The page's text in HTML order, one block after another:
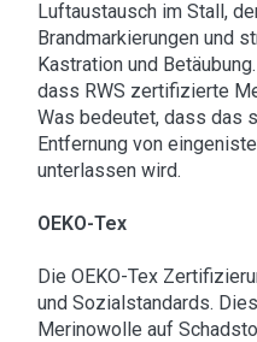
Luftaustausch im Stall,
Brandmarkierungen und
Kastration und
dass RWS zertifizierte
Was bedeutet, dass das
Entfernung von
unterlassen wird.
OEKO-Tex
Die OEKO-Tex
und Sozialstandards.
Merinowolle auf